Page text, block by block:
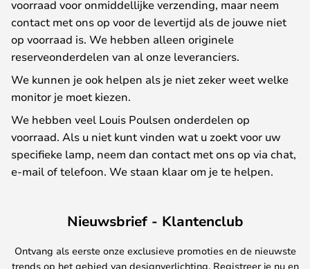
voorraad voor onmiddellijke verzending, maar neem
contact met ons op voor de levertijd als de jouwe niet
op voorraad is. We hebben alleen originele
reserveonderdelen van al onze leveranciers.
We kunnen je ook helpen als je niet zeker weet welke
monitor je moet kiezen.
We hebben veel Louis Poulsen onderdelen op
voorraad. Als u niet kunt vinden wat u zoekt voor uw
specifieke lamp, neem dan contact met ons op via chat,
e-mail of telefoon. We staan klaar om je te helpen.
Nieuwsbrief - Klantenclub
Ontvang als eerste onze exclusieve promoties en de nieuwste
trends op het gebied van designverlichting. Registreer je nu en